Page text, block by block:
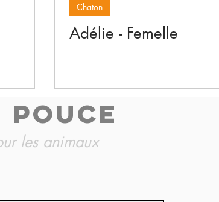
Chaton
Adélie - Femelle
POUCE
les animaux